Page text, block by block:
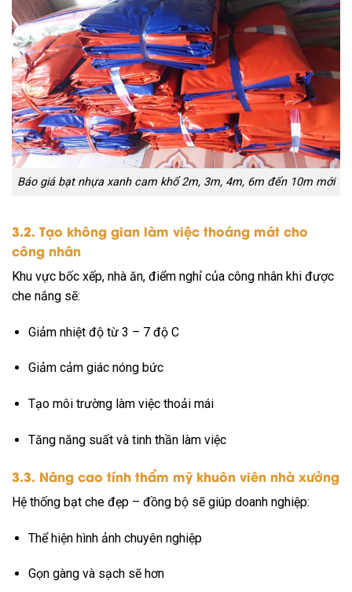
Báo giá bạt nhựa xanh cam khổ 2m, 3m, 4m, 6m đến 10m mới
3.2. Tạo không gian làm việc thoáng mát cho
công nhân
Khu vực bốc xếp, nhà ăn, điểm nghỉ của công nhân khi được
che nắng sẽ:
Giảm nhiệt độ từ 3 – 7 độ C
Giảm cảm giác nóng bức
Tạo môi trường làm việc thoải mái
Tăng năng suất và tinh thần làm việc
3.3. Nâng cao tính thẩm mỹ khuôn viên nhà xưởng
Hệ thống bạt che đẹp – đồng bộ sẽ giúp doanh nghiệp:
Thể hiện hình ảnh chuyên nghiệp
Gọn gàng và sạch sẽ hơn